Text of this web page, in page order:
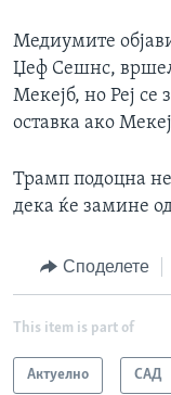
Медиумите
Џеф Сешнс,
Мекејб, но Реј се
оставка ако
Трамп подоцна
дека ќе замине
Споделете
This item is part of
Актуелно САД